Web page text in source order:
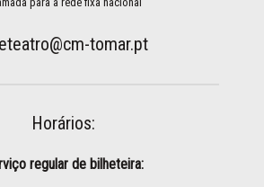
tomar.pt
Horários:
regular de bilheteira: